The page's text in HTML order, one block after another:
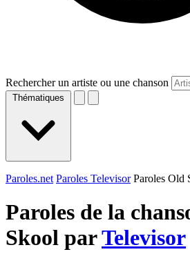
Rechercher un artiste ou une chanson
Thématiques
Paroles.net Paroles Televisor Paroles Old
Paroles de la
Skool parTelevisor